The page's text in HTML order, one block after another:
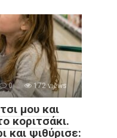
0 172 views
μου και
κοριτσάκι.
και ψιθύρισε: